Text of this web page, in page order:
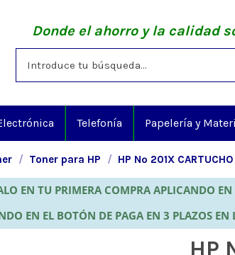
Donde el ahorro y la calidad
Telefonía Papelería y
Toner para HP HP Nº 201X
EN TU PRIMERA COMPRA APLICANDO
EN EL BOTÓN DE PAGA EN 3 PLAZOS
HP